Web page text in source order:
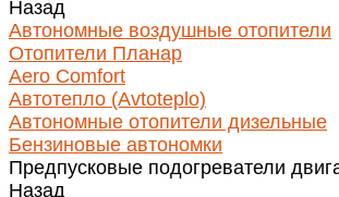
Назад
Автономные воздушные отопители
Отопители Планар
Aero Comfort
Автотепло (Avtoteplo)
Автономные отопители дизельные
Бензиновые автономки
Предпусковые подогреватели
Назад